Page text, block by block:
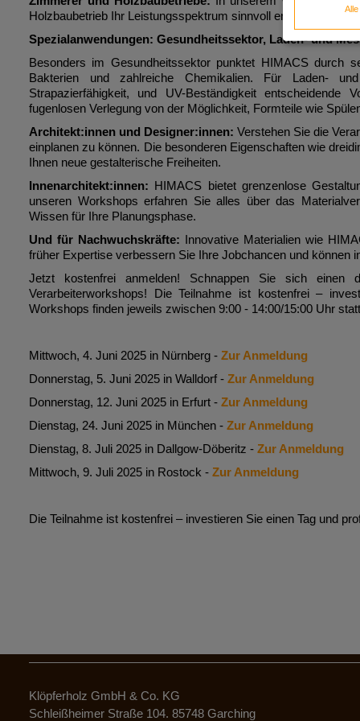
Holzbaubetrieb Ihr Leistungsspektrum sinnvoll erweitern und
Spezialanwendungen: Gesundheitssektor, Laden- und
Besonders im Gesundheitssektor punktet HIMACS durch
Bakterien und zahlreiche Chemikalien. Für Laden-
Strapazierfähigkeit, und UV-Beständigkeit entscheidende
fugenlosen Verlegung von der Möglichkeit, Formteile wie
Architekt:innen und Designer:innen: Verstehen Sie die
einplanen zu können. Die besonderen Eigenschaften wie
Ihnen neue gestalterische Freiheiten.
Innenarchitekt:innen: HIMACS bietet grenzenlose
unseren Workshops erfahren Sie alles über das
Wissen für Ihre Planungsphase.
Und für Nachwuchskräfte: Innovative Materialien wie
früher Expertise verbessern Sie Ihre Jobchancen und können
Jetzt kostenfrei anmelden! Schnappen Sie sich einen
Verarbeiterworkshops! Die Teilnahme ist kostenfrei –
Workshops finden jeweils zwischen 9:00 - 14:00/15:00 Uhr
Mittwoch, 4. Juni 2025 in Nürnberg - Zur Anmeldung
Donnerstag, 5. Juni 2025 in Walldorf - Zur Anmeldung
Donnerstag, 12. Juni 2025 in Erfurt - Zur Anmeldung
Dienstag, 24. Juni 2025 in München - Zur Anmeldung
Dienstag, 8. Juli 2025 in Dallgow-Döberitz - Zur Anmeldung
Mittwoch, 9. Juli 2025 in Rostock - Zur Anmeldung
Die Teilnahme ist kostenfrei – investieren Sie einen Tag und
Klöpferholz GmbH & Co. KG
Schleißheimer Straße 104. 85748 Garching